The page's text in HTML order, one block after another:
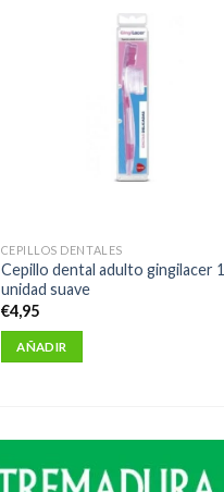
CEPILLOS DENTALES
Cepillo dental adulto gingilacer 1
unidad suave
€4,95
AÑADIR